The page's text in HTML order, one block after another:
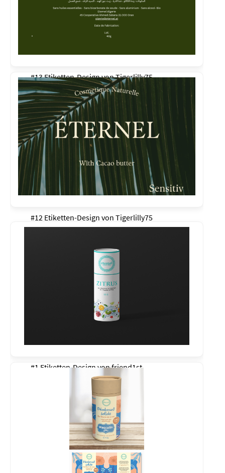
#13 Etiketten-Design vonTigerlilly75
#12 Etiketten-Design von Tigerlilly75
#1 Etiketten-Design vonfriend1st